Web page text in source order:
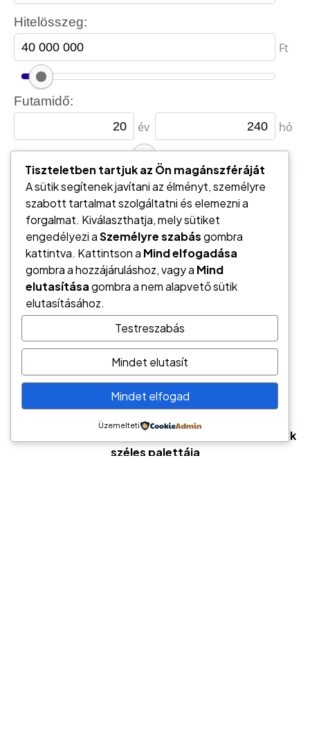
Németh László
Hírös Pénzügyi Tanácsadó
6000 Kecskemét, Tatár sor 6.
tel.: (+36) 70/944-2247
e-mail: hptkft@gmail.com
Hírös Pénzügyi Tanácsadó / Pénzügyi megoldások
széles palettája
Tiszteletben tartjuk az Ön magánszféráját
A sütik segítenek javítani az élményt, személyre
szabott tartalmat szolgáltatni és elemezni a
forgalmat. Kiválaszthatja, mely sütiket
engedélyezi aSzemélyre szabásgombra
kattintva. Kattintson a Mind elfogadása
gombra a hozzájáruláshoz, vagy a Mind
elutasításagombra a nem alapvető sütik
elutasításához.
Testreszabás
Mindet elutasít
Mindet elfogad
Üzemelteti